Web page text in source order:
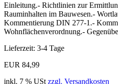
Einleitung.- Richtlinien zur
Rauminhalten im Bauwesen.-
Kommentierung DIN 277-1.-
Wohnflächenverordnung.-
Lieferzeit: 3-4 Tage
EUR 84,99
inkl. 7 % USt zzgl. Versandkosten